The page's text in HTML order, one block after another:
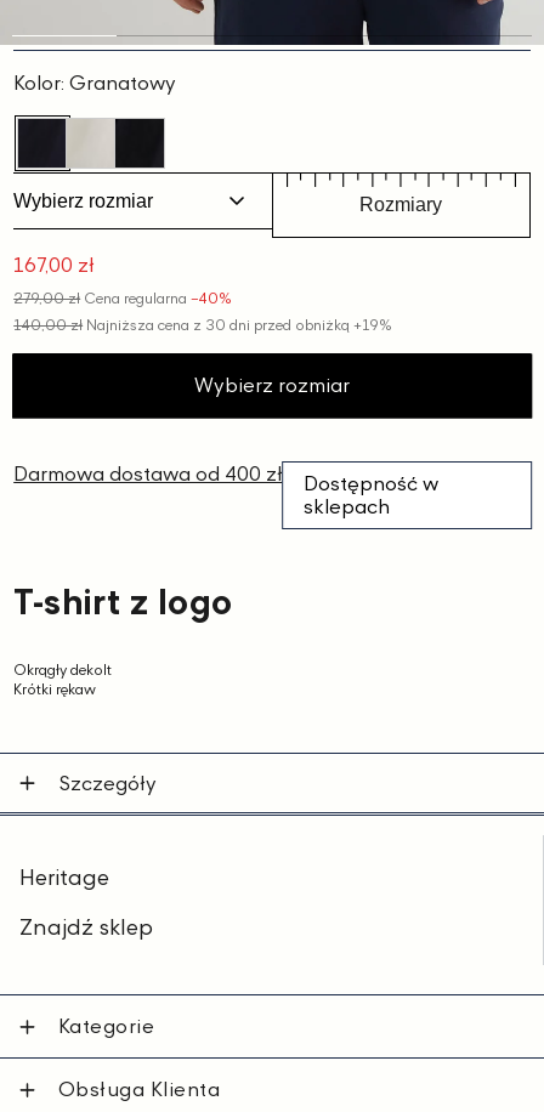
Slajd
Slajd
Slajd
Slajd
Slajd
T-shirt z logo
Okrągły dekolt
Krótki rękaw
Kolor:Granatowy
Wybierz rozmiar Rozmiary
Cena
promocyjna
167,00 zł
279,00 zł Cena regularna −40%
140,00 złNajniższa cena z 30 dni przed obniżką+19%
Wybierz rozmiar
Darmowa dostawa od 400 zł
Dostępność w
sklepach
Szczegóły
Heritage
Znajdź sklep
Kategorie
Obsługa Klienta